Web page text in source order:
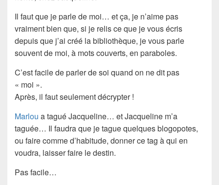
Il faut que je parle de moi… et ça, je n’aime pas
vraiment bien que, si je relis ce que je vous écris
depuis que j’ai créé la bibliothèque, je vous parle
souvent de moi, à mots couverts, en paraboles.
C’est facile de parler de soi quand on ne dit pas
« moi ».
Après, il faut seulement décrypter !
Marlou a tagué Jacqueline… et Jacqueline m’a
taguée… Il faudra que je tague quelques blogopotes,
ou faire comme d’habitude, donner ce tag à qui en
voudra, laisser faire ledestin.
Pas facile…